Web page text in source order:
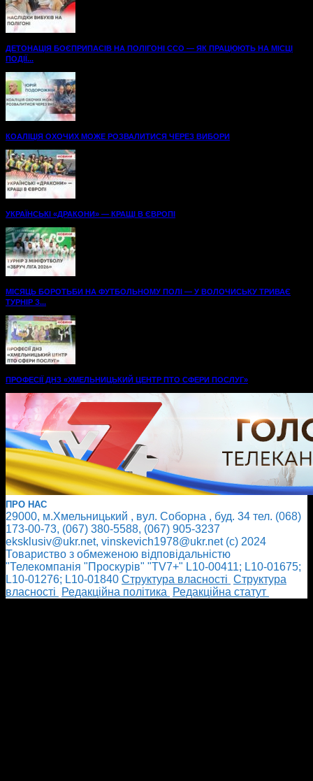
ДЕТОНАЦІЯ БОЄПРИПАСІВ НА ПОЛІГОНІ ССО — ЯК ПРАЦЮЮТЬ НА МІСЦІ
ПОДІЇ...
КОАЛІЦІЯ ОХОЧИХ МОЖЕ РОЗВАЛИТИСЯ ЧЕРЕЗ ВИБОРИ
УКРАЇНСЬКІ «ДРАКОНИ» — КРАЩІ В ЄВРОПІ
МІСЯЦЬ БОРОТЬБИ НА ФУТБОЛЬНОМУ ПОЛІ — У ВОЛОЧИСЬКУ ТРИВАЄ
ТУРНІР З...
ПРОФЕСІЇ ДНЗ «ХМЕЛЬНИЦЬКИЙ ЦЕНТР ПТО СФЕРИ ПОСЛУГ»
ПРО НАС
29000, м.Хмельницький , вул. Соборна , буд. 34 тел. (068)
173-00-73, (067) 380-5588, (067) 905-3237
eksklusiv@ukr.net, vinskevich1978@ukr.net (с) 2024
Товариство з обмеженою відповідальністю
"Телекомпанія "Проскурів" "TV7+" L10-00411; L10-01675;
L10-01276; L10-01840 Cтруктура власності Cтруктура
власності
Редакційна політика Редакційна статут